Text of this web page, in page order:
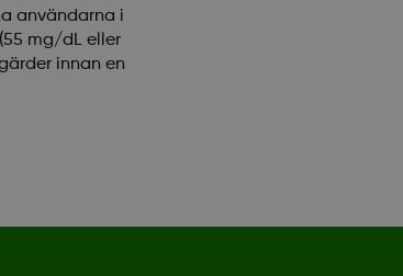
användarna i
mg/dL eller
innan en